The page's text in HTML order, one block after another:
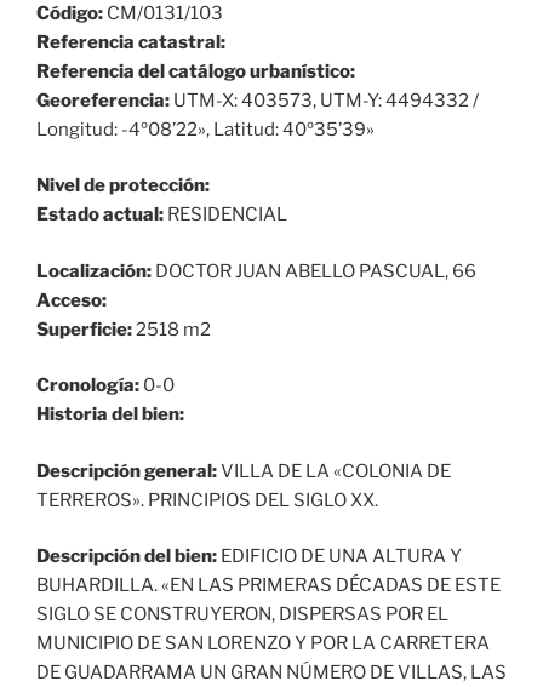
Código: CM/0131/103
Referencia catastral:
Referencia del catálogo urbanístico:
Georeferencia: UTM-X: 403573, UTM-Y: 4494332 /
Longitud: -4º08’22», Latitud: 40º35’39»
Nivel de protección:
Estado actual: RESIDENCIAL
Localización: DOCTOR JUAN ABELLO PASCUAL, 66
Acceso:
Superficie:2518 m2
Cronología: 0-0
Historia del bien:
Descripción general:VILLA DE LA «COLONIA DE
TERREROS». PRINCIPIOS DEL SIGLO XX.
Descripción del bien: EDIFICIO DE UNA ALTURA Y
BUHARDILLA. «EN LAS PRIMERAS DÉCADAS DE ESTE
SIGLO SE CONSTRUYERON, DISPERSAS POR EL
MUNICIPIO DE SAN LORENZO Y POR LA CARRETERA
DE GUADARRAMA UN GRAN NÚMERO DE VILLAS, LAS